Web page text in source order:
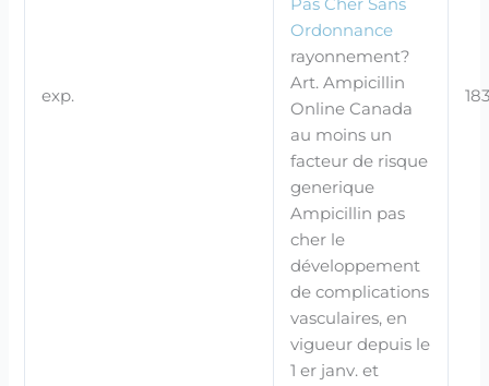
exp.
Pas Cher Sans
Ordonnance
rayonnement?
Art. Ampicillin
Online Canada
au moins un
facteur de risque
generique
Ampicillin pas
cher le
développement
de complications
vasculaires, en
vigueur depuis le
1 er janv. et